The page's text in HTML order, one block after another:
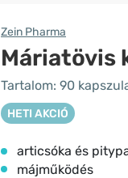
Zein Pharma
Máriatövis
Tartalom: 90
HETI AKCIÓ
articsóka és
májműködés